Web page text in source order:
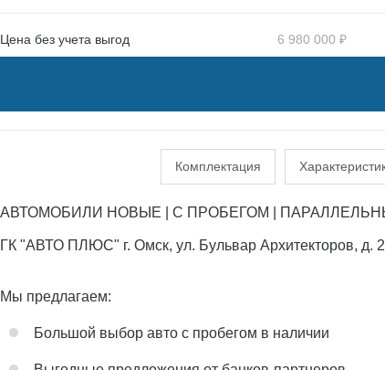
Цена без учета выгод 6 980 000 ₽
Комплектация
АВТОМОБИЛИ НОВЫЕ | С ПРОБЕГОМ |
ГК "АВТО ПЛЮС" г. Омск, ул. Бульвар Архитекторов, д.
Мы предлагаем:
Большой выбор авто с пробегом в наличии